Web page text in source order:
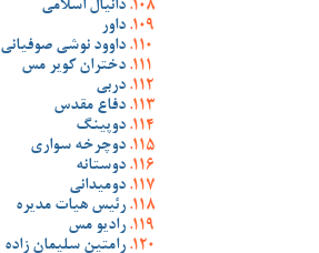
دانیال اسلامی
داور
داوود نوشی صوفیانی
دختران کویر مس
دربی
دفاع مقدس
دوپینگ
دوچرخه سواری
دوستانه
دومیدانی
رئیس هیات مدیره
رادیو مس
رامتین سلیمان زاده